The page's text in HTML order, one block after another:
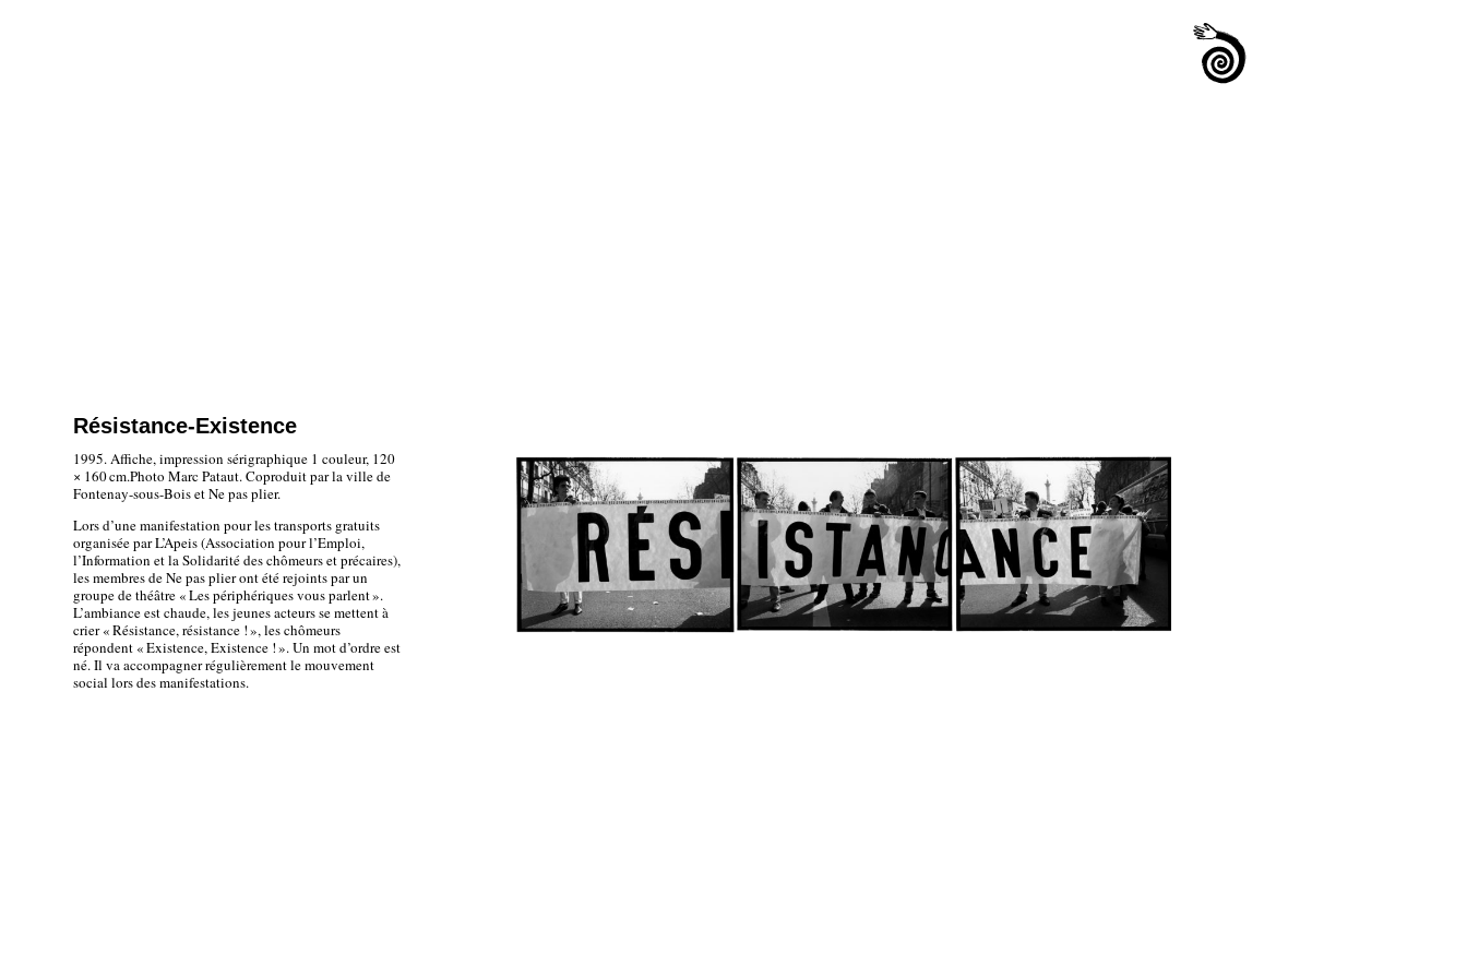
Résistance-Existence
1995. Affiche, impression sérigraphique 1 couleur, 120
× 160cm.Photo Marc Pataut. Coproduit par la ville de
Fontenay-sous-Bois et Ne pas plier.
Lors d’une manifestation pour les transports gratuits
organisée par L’Apeis (Association pour l’Emploi,
l’Information et laSolidarité des chômeurs et précaires),
les membres de Ne pas plier ont été rejoints par un
groupe de théâtre «Les périphériques vous parlent».
L’ambiance est chaude, les jeunes acteurs se mettent à
crier «Résistance, résistance !», les chômeurs
répondent «Existence, Existence !». Un mot d’ordre est
né. Il va accompagner régulièrement le mouvement
social lors des manifestations.